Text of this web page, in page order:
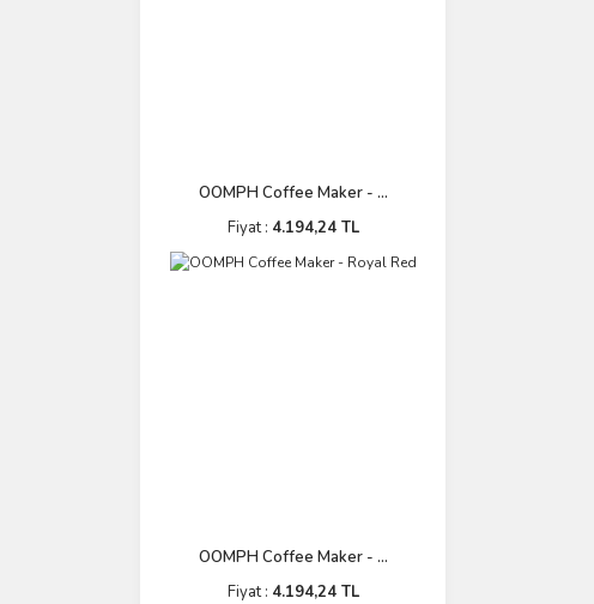
OOMPH Coffee Maker - ...
Fiyat : 4.194,24 TL
OOMPH Coffee Maker - ...
Fiyat : 4.194,24 TL